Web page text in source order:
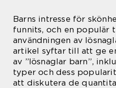
Barns intresse för
funnits, och en populär
användningen av
artikel syftar till att ge
av ”lösnaglar barn”,
typer och dess
att diskutera de